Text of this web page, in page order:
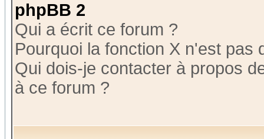
phpBB 2
Qui a écrit ce forum ?
Pourquoi la fonction X n'est pas
Qui dois-je contacter à propos
à ce forum ?